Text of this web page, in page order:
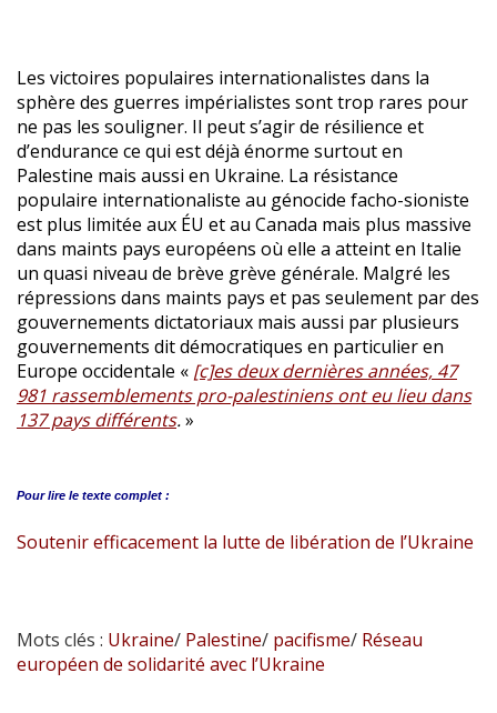
Les victoires populaires internationalistes dans la
sphère des guerres impérialistes sont trop rares pour
ne pas les souligner. Il peut s’agir de résilience et
d’endurance ce qui est déjà énorme surtout en
Palestine mais aussi en Ukraine. La résistance
populaire internationaliste au génocide facho-sioniste
est plus limitée aux ÉU et au Canada mais plus massive
dans maints pays européens où elle a atteint en Italie
un quasi niveau de brève grève générale. Malgré les
répressions dans maints pays et pas seulement par des
gouvernements dictatoriaux mais aussi par plusieurs
gouvernements dit démocratiques en particulier en
Europe occidentale « [c]es deux dernières années, 47
981 rassemblements pro-palestiniens ont eu lieu dans
137 pays différents.»
Pour lire le texte complet :
Soutenir efficacement la lutte de libération de l’Ukraine
Mots clés : Ukraine/ Palestine/ pacifisme/ Réseau
européen de solidarité avec l’Ukraine